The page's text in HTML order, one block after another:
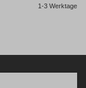
1-3 Werktage